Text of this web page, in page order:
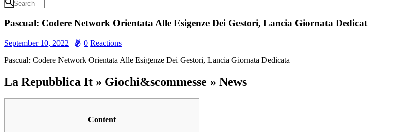
Pascual: Codere Network Orientata Alle Esigenze Dei Gestori, Lancia Giornata Dedicat
September 10, 2022 0 Reactions
Pascual: Codere Network Orientata Alle Esigenze Dei Gestori, Lancia Giornata Dedicata
La Repubblica It » Giochi&scommesse » News
Content